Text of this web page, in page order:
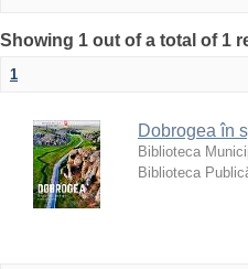
Showing 1 out of a total of 1
1
Dobrogea în
Biblioteca
Biblioteca